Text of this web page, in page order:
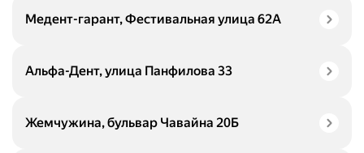
Медент-гарант, Фестивальная улица 62А
Альфа-Дент, улица Панфилова 33
Жемчужина, бульвар Чавайна 20Б